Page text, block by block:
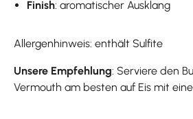
Finish: aromatischer Ausklang
Allergenhinweis: enthält Sulfite
Unsere Empfehlung: Serviere den
Vermouth am besten auf Eis mit